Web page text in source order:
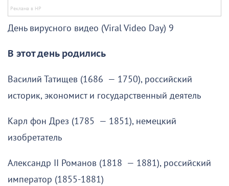
День вирусного видео (Viral Video Day) 9
В этот день родились
Василий Татищев (1686 — 1750), российский
историк, экономист и государственный деятель
Карл фон Дрез (1785 — 1851), немецкий
изобретатель
Александр II Романов (1818 — 1881), российский
император (1855-1881)